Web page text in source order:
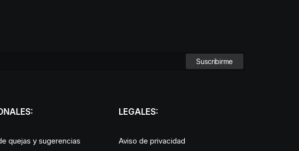
quejas y sugerencias
LEGALES:
Aviso de privacidad